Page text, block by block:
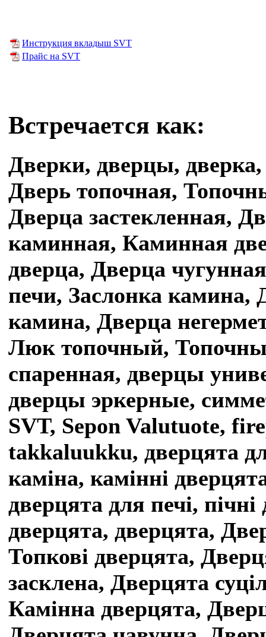
Инструкция вкладыш SVT
Прайс на SVT
Встречается как:
Дверки, дверцы,
Дверь топочная,
Дверца застекленная,
каминная, Каминная
дверца, Дверца
печи, Заслонка камина,
камина, Дверца
Люк топочный,
спаренная, дверцы
дверцы эркерные,
SVT, Sepon Valutuote,
takkaluukku, дверцята
каміна, камінні
дверцята для печі,
дверцята, дверцята,
Топкові дверцята,
засклена, Дверцята
Камінна дверцята,